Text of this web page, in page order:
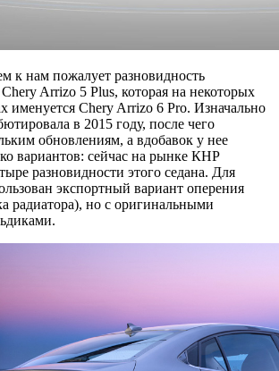
к нам пожалует разновидность
Chery Arrizo 5 Plus, которая на некоторых
именуется Chery Arrizo 6 Pro. Изначально
в 2015 году, после чего
обновлениям, а вдобавок у нее
вариантов: сейчас на рынке КНР
разновидности этого седана. Для
экспортный вариант оперения
радиатора), но с оригинальными